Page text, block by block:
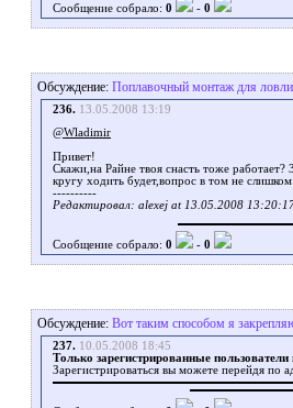
Сообщение собрало: 0 - 0
Обсуждение: Поплавочный монтаж для ловли
236. 13.05.2008 13:19
@Wladimir
Привет!
Скажи,на Райне твоя снасть тоже
кругу ходить будет,вопрос в том не слишком
----------
Редактировал: alexej at 13.05.2008
Сообщение собрало: 0 - 0
Обсуждение: Вот таким способом я
237. 10.05.2008 18:45
Только зарегистрированные
Зарегистрироваться вы можете перейдя по